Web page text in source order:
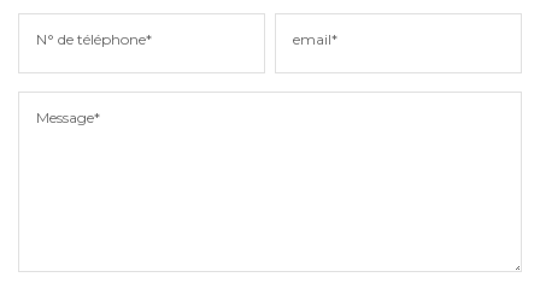
N° de téléphone* email*
Message*